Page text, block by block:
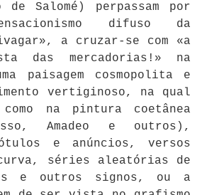
Salomé) perpassam por
difuso da
a cruzar-se com «a
das mercadorias!» na
paisagem cosmopolita e
vertiginoso, na qual
na pintura coetânea
Amadeo e outros),
e anúncios, versos
curva, séries aleatórias de
e outros signos, ou a